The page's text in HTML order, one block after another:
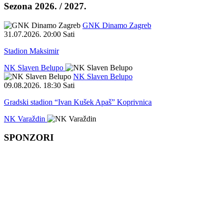
Sezona 2026. / 2027.
GNK Dinamo Zagreb
31.07.2026. 20:00 Sati
Stadion Maksimir
NK Slaven Belupo
NK Slaven Belupo
09.08.2026. 18:30 Sati
Gradski stadion “Ivan Kušek Apaš” Koprivnica
NK Varaždin
SPONZORI